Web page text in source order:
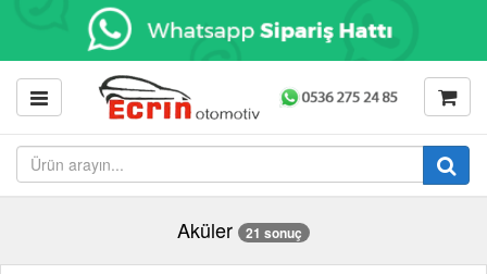
Aküler 21 sonuç